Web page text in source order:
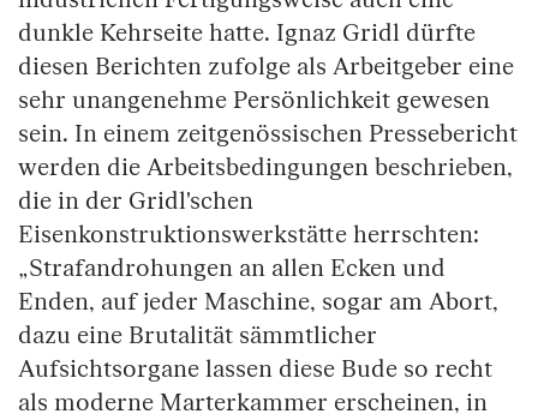
dunkle Kehrseite hatte. Ignaz Gridl dürfte
diesen Berichten zufolge als Arbeitgeber eine
sehr unangenehme Persönlichkeit gewesen
sein. In einem zeitgenössischen Pressebericht
werden die Arbeitsbedingungen beschrieben,
die in der Gridl'schen
Eisenkonstruktionswerkstätte herrschten:
„Strafandrohungen an allen Ecken und
Enden, auf jeder Maschine, sogar am Abort,
dazu eine Brutalität sämmtlicher
Aufsichtsorgane lassen diese Bude so recht
als moderne Marterkammer erscheinen, in